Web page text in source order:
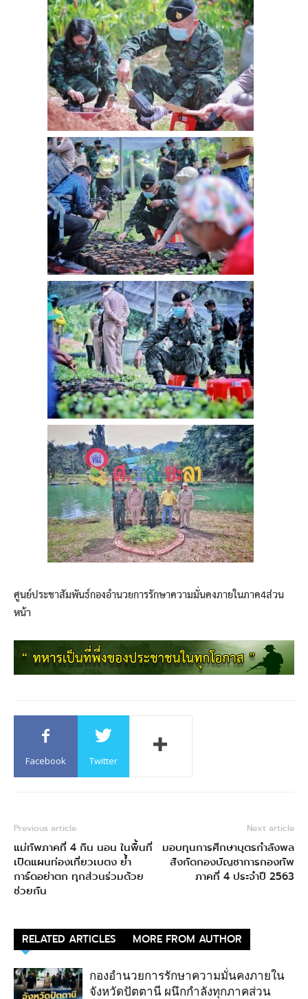
ศูนย์ประชาสัมพันธ์กองอำนวยการรักษาความมั่นคงภายในภาค4ส่วน
หน้า
Facebook Twitter
Previous article
แม่ทัพภาคที่ 4 กิน นอน ในพื้นที่
เปิดแผนท่องเที่ยวเบตง ย้ำ
การ์ดอย่าตก ทุกส่วนร่วมด้วย
ช่วยกัน
Next article
มอบทุนการศึกษาบุตรกำลังพล
สังกัดกองบัญชาการกองทัพ
ภาคที่ 4 ประจำปี 2563
RELATED ARTICLES MORE FROM AUTHOR
กองอำนวยการรักษาความมั่นคงภายใน
จังหวัดปัตตานี ผนึกกำลังทุกภาคส่วน